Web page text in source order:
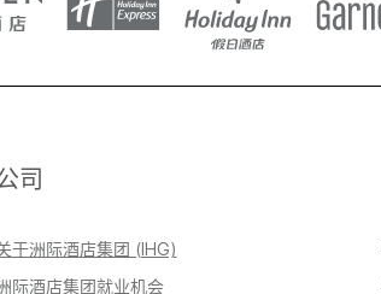
司
于洲际酒店集团 (IHG)
际酒店集团就业机会